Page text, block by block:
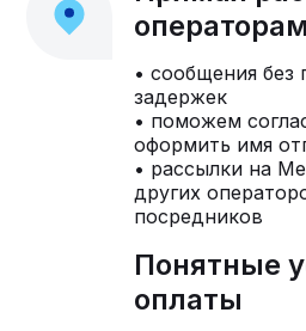
• сообщения без
задержек
• поможем
оформить имя
• рассылки на
других
посредников
Понятные
оплаты